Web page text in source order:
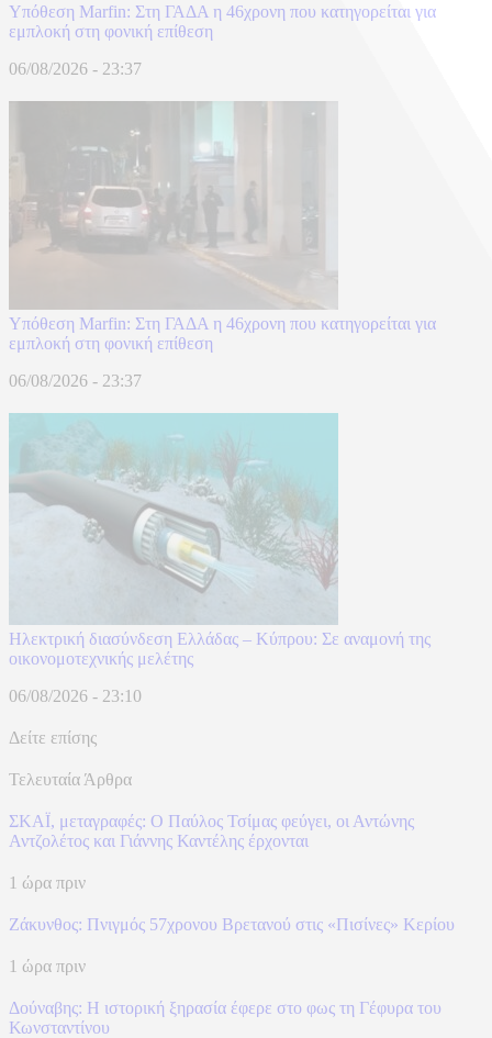
Υπόθεση Marfin: Στη ΓΑΔΑ η 46χρονη που κατηγορείται για
εμπλοκή στη φονική επίθεση
06/08/2026 - 23:37
Υπόθεση Marfin: Στη ΓΑΔΑ η 46χρονη που κατηγορείται για
εμπλοκή στη φονική επίθεση
06/08/2026 - 23:37
Ηλεκτρική διασύνδεση Ελλάδας – Κύπρου: Σε αναμονή της
οικονομοτεχνικής μελέτης
06/08/2026 - 23:10
Δείτε επίσης
Τελευταία Άρθρα
ΣΚΑΪ, μεταγραφές: Ο Παύλος Τσίμας φεύγει, οι Αντώνης
Αντζολέτος και Γιάννης Καντέλης έρχονται
1 ώρα πριν
Ζάκυνθος: Πνιγμός 57χρονου Βρετανού στις «Πισίνες» Κερίου
1 ώρα πριν
Δούναβης: Η ιστορική ξηρασία έφερε στο φως τη Γέφυρα του
Κωνσταντίνου